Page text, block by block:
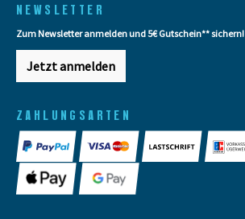
NEWSLETTER
Zum Newsletter anmelden und 5€ Gutschein** sichern!
Jetzt anmelden
ZAHLUNGSARTEN